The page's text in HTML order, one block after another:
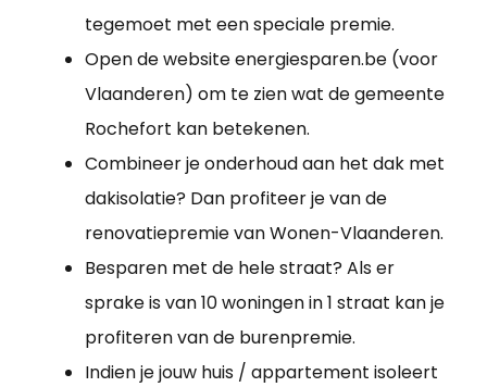
tegemoet met een speciale premie.
Open de website energiesparen.be (voor
Vlaanderen) om te zien wat de gemeente
Rochefort kan betekenen.
Combineer je onderhoud aan het dak met
dakisolatie? Dan profiteer je van de
renovatiepremie van Wonen-Vlaanderen.
Besparen met de hele straat? Als er
sprake is van 10 woningen in 1 straat kan je
profiteren van de burenpremie.
Indien je jouw huis / appartement isoleert